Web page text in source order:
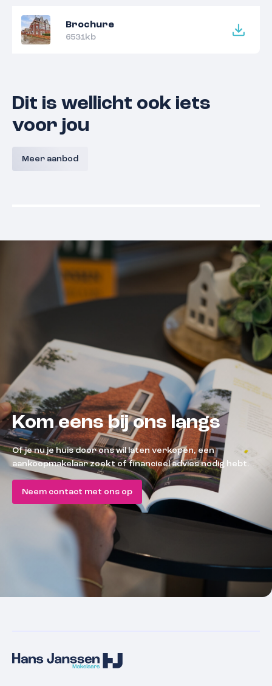
Brochure
6531kb
Dit is wellicht ook iets
voor jou
Meer aanbod
Portier l Iris l Bouwnummer 19
Kom eens bij ons langs
Of je nu je huis door ons wil laten verkopen, een
aankoopmakelaar zoekt of financieel advies nodig hebt.
Neem contact met ons op